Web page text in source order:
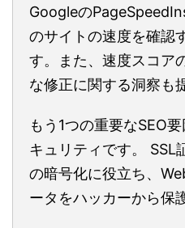
Googleの
のサイトの速度を確認
す。また、速度スコア
な修正に関する洞察も
もう1つの重要なSEO
キュリティです。 SSL
の暗号化に役立ち、
ータをハッカーから保